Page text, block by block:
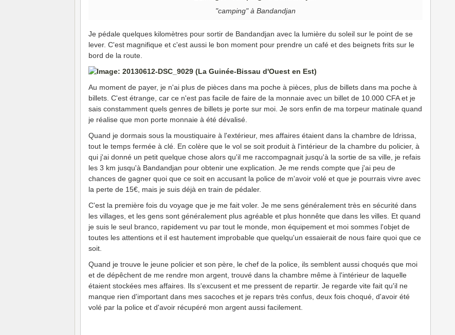
"camping" à Bandandjan
Je pédale quelques kilomètres pour sortir de Bandandjan avec la lumière du soleil sur le point de se
lever. C'est magnifique et c'est aussi le bon moment pour prendre un café et des beignets frits sur le
bord de la route.
Au moment de payer, je n'ai plus de pièces dans ma poche à pièces, plus de billets dans ma poche à
billets. C'est étrange, car ce n'est pas facile de faire de la monnaie avec un billet de 10.000 CFA et je
sais constamment quels genres de billets je porte sur moi. Je sors enfin de ma torpeur matinale quand
je réalise que mon porte monnaie à été dévalisé.
Quand je dormais sous la moustiquaire à l'extérieur, mes affaires étaient dans la chambre de Idrissa,
tout le temps fermée à clé. En colère que le vol se soit produit à l'intérieur de la chambre du policier, à
qui j'ai donné un petit quelque chose alors qu'il me raccompagnait jusqu'à la sortie de sa ville, je refais
les 3 km jusqu'à Bandandjan pour obtenir une explication. Je me rends compte que j'ai peu de
chances de gagner quoi que ce soit en accusant la police de m'avoir volé et que je pourrais vivre avec
la perte de 15€, mais je suis déjà en train de pédaler.
C'est la première fois du voyage que je me fait voler. Je me sens généralement très en sécurité dans
les villages, et les gens sont généralement plus agréable et plus honnête que dans les villes. Et quand
je suis le seul branco, rapidement vu par tout le monde, mon équipement et moi sommes l'objet de
toutes les attentions et il est hautement improbable que quelqu'un essaierait de nous faire quoi que ce
soit.
Quand je trouve le jeune policier et son père, le chef de la police, ils semblent aussi choqués que moi
et de dépêchent de me rendre mon argent, trouvé dans la chambre même à l'intérieur de laquelle
étaient stockées mes affaires. Ils s'excusent et me pressent de repartir. Je regarde vite fait qu'il ne
manque rien d'important dans mes sacoches et je repars très confus, deux fois choqué, d'avoir été
volé par la police et d'avoir récupéré mon argent aussi facilement.